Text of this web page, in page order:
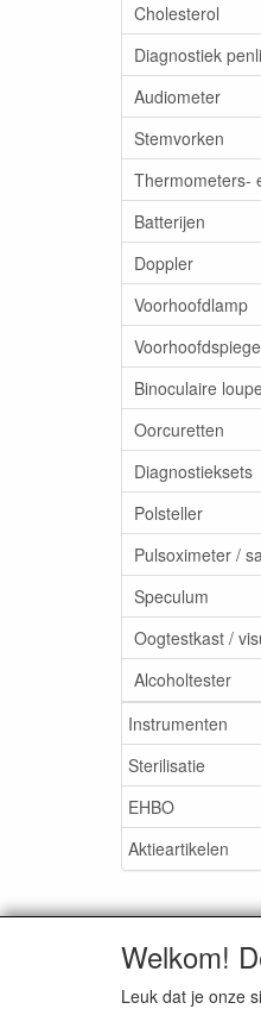
Cholesterol
Diagnostiek
Audiometer
Stemvorken
Thermometers-
Batterijen
Doppler
Voorhoofdlamp
Binoculaire
Oorcuretten
Diagnostieksets
Polsteller
Pulsoximeter /
Speculum
Oogtestkast /
Alcoholtester
Instrumenten
Sterilisatie
EHBO
Aktieartikelen
Welkom!
Leuk dat je onze